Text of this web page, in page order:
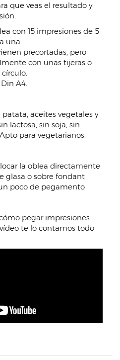
que veas el resultado y
con 15 impresiones de 5
una.
precortadas, pero
con unas tijeras o
A4.
aceites vegetales y
lactosa, sin soja, sin
para vegetarianos.
la oblea directamente
glasa o sobre fondant
poco de pegamento
pegar impresiones
te lo contamos todo